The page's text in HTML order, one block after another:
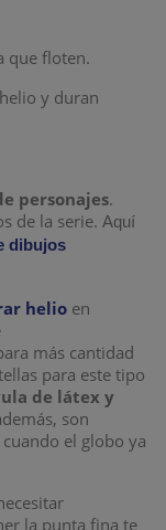
que floten.
y duran
personajes.
de la serie. Aquí
dibujos
helio en
más cantidad
para este tipo
de látex y
son
el globo ya
la punta fina te